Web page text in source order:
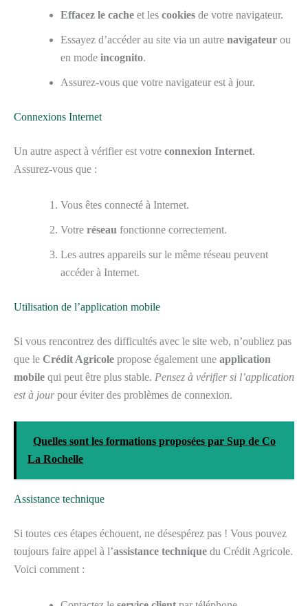
Effacez le cache et les cookies de votre navigateur.
Essayez d’accéder au site via un autre navigateur ou
en mode incognito.
Assurez-vous que votre navigateur est à jour.
Connexions Internet
Un autre aspect à vérifier est votre connexion Internet.
Assurez-vous que :
Vous êtes connecté à Internet.
Votre réseau fonctionne correctement.
Les autres appareils sur le même réseau peuvent
accéder à Internet.
Utilisation de l’application mobile
Si vous rencontrez des difficultés avec le site web, n’oubliez pas
que le Crédit Agricole propose également une application
mobile qui peut être plus stable. Pensez à vérifier si l’application
est à jourpour éviter des problèmes de connexion.
Quelles sont les formations proposées par Sup de Co
La Rochelle
Assistance technique
Si toutes ces étapes échouent, ne désespérez pas ! Vous pouvez
toujours faire appel à l’assistance technique du Crédit Agricole.
Voici comment :